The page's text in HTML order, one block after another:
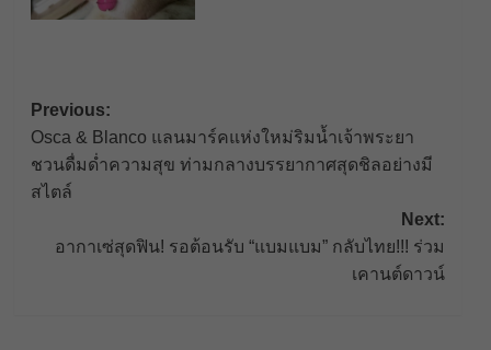
Post
navigation
Previous:
Osca & Blanco แลนมาร์คแห่งใหม่ริมน้ำเจ้าพระยา
ชวนดื่มด่ำความสุข ท่ามกลางบรรยากาศสุดชิลอย่างมี
สไตล์
Next:
อากาเซ่สุดฟิน! รอต้อนรับ “แบมแบม” กลับไทย!!! ร่วม
เคานต์ดาวน์